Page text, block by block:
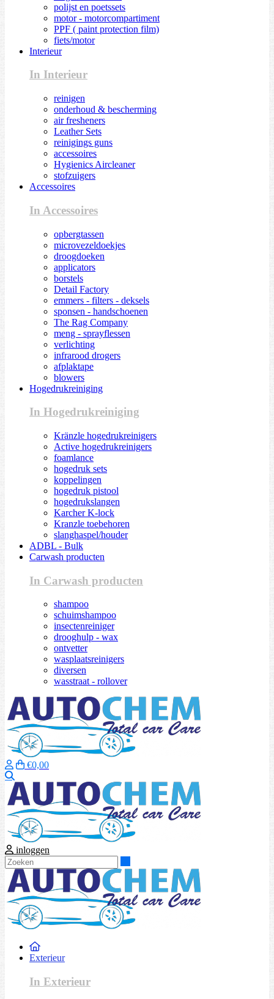
polijst en poetssets
motor - motorcompartiment
PPF ( paint protection film)
fiets/motor
Interieur
In Interieur
reinigen
onderhoud & bescherming
air fresheners
Leather Sets
reinigings guns
accessoires
Hygienics Aircleaner
stofzuigers
Accessoires
In Accessoires
opbergtassen
microvezeldoekjes
droogdoeken
applicators
borstels
Detail Factory
emmers - filters - deksels
sponsen - handschoenen
The Rag Company
meng - sprayflessen
verlichting
infrarood drogers
afplaktape
blowers
Hogedrukreiniging
In Hogedrukreiniging
Kränzle hogedrukreinigers
Active hogedrukreinigers
foamlance
hogedruk sets
koppelingen
hogedruk pistool
hogedrukslangen
Karcher K-lock
Kranzle toebehoren
slanghaspel/houder
ADBL - Bulk
Carwash producten
In Carwash producten
shampoo
schuimshampoo
insectenreiniger
drooghulp - wax
ontvetter
wasplaatsreinigers
diversen
wasstraat - rollover
€0,00
inloggen
Exterieur
In Exterieur